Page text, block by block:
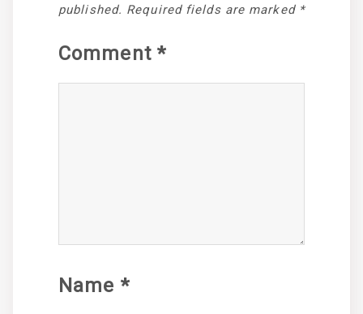
published. Required fields are marked *
Comment *
Name *